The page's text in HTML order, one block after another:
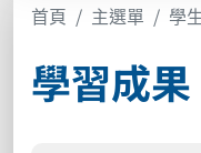
首頁 主選單 學
學習成果